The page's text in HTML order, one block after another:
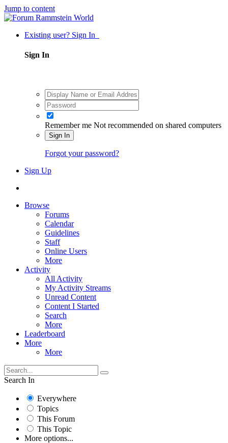
Jump to content
Existing user? Sign In
Sign In
Remember me Not recommended on shared computers
Sign In
Forgot your password?
Sign Up
Browse
Forums
Calendar
Guidelines
Staff
Online Users
More
Activity
All Activity
My Activity Streams
Unread Content
Content I Started
Search
More
Leaderboard
More
More
Search In
Everywhere
Topics
This Forum
This Topic
More options...